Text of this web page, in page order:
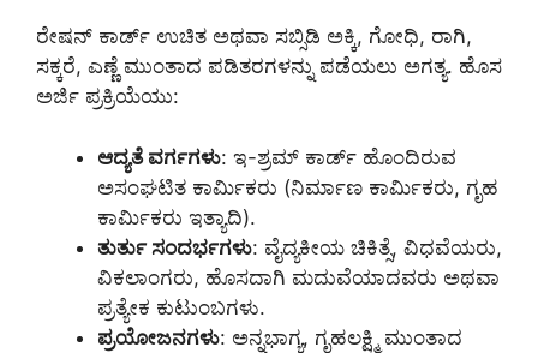
ರೇಷನ್ ಕಾರ್ಡ್ ಉಚಿತ ಅಥವಾ ಸಬ್ಸಿಡಿ ಅಕ್ಕಿ, ಗೋಧಿ, ರಾಗಿ,
ಸಕ್ಕರೆ, ಎಣ್ಣೆ ಮುಂತಾದ ಪಡಿತರಗಳನ್ನು ಪಡೆಯಲು ಅಗತ್ಯ. ಹೊಸ
ಅರ್ಜಿ ಪ್ರಕ್ರಿಯೆಯು:
ಆದ್ಯತೆ ವರ್ಗಗಳು: ಇ-ಶ್ರಮ್ ಕಾರ್ಡ್ ಹೊಂದಿರುವ
ಅಸಂಘಟಿತ ಕಾರ್ಮಿಕರು (ನಿರ್ಮಾಣ ಕಾರ್ಮಿಕರು, ಗೃಹ
ಕಾರ್ಮಿಕರು ಇತ್ಯಾದಿ).
ತುರ್ತು ಸಂದರ್ಭಗಳು: ವೈದ್ಯಕೀಯ ಚಿಕಿತ್ಸೆ, ವಿಧವೆಯರು,
ವಿಕಲಾಂಗರು, ಹೊಸದಾಗಿ ಮದುವೆಯಾದವರು ಅಥವಾ
ಪ್ರತ್ಯೇಕ ಕುಟುಂಬಗಳು.
ಪ್ರಯೋಜನಗಳು: ಅನ್ನಭಾಗ್ಯ, ಗೃಹಲಕ್ಷ್ಮಿ ಮುಂತಾದ